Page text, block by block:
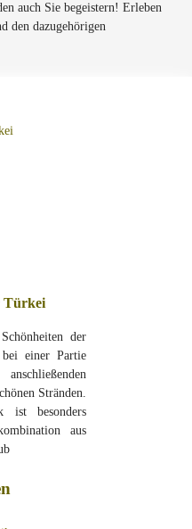
auch Sie begeistern! Erleben
den dazugehörigen
Türkei
der
einer Partie
Stränden.
ist besonders
aus